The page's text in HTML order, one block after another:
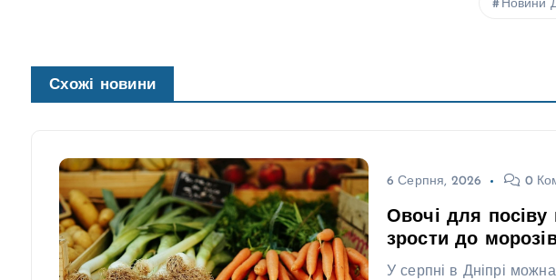
Новини
Схожі новини
6 Серпня, 2026 0
Овочі для посіву
зрости до
У серпні в Дніпрі